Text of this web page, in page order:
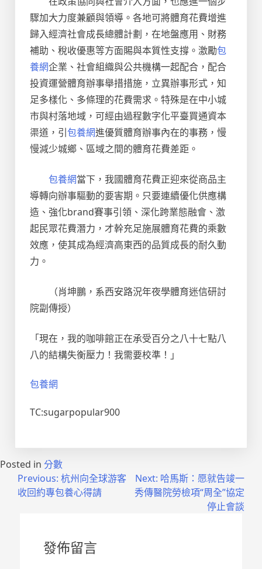
驟加大力度兼顧與領導。各地可將體育花費增進
歸入經濟社會成長總體計劃，在地盤應用、財務
補助、稅收優惠等方面賜與本質性支撐。激勵包
養網企業、社會組織與公共機構一起配合，配合
投資運營體育辦事舉措措施，立異辦事形式，知
足多樣化、多條理的花費需求。特殊是在中小城
市與村落地域，可經由過程數字化平臺買通資本
渠道，引包養網進優質體育辦事內在的事務，慢
慢減少城鄉、區域之間的體育花費差距。
包養網當下，我國體育花費正迎來從商品主
導轉向辦事驅動的要害期。只要連續優化供應構
造、強化brand賽事引領、深化跨業態融會、激
起民眾花費潛力，才幹充足施展體育花費的乘數
效應，使其成為經濟高東西的品質成長的耐久動
力。
（肖坤鵬，系西安路況年夜學體育迷信研討
院副傳授）
「現在，我的咖啡館正在承受百分之八十七點八
八的結構失衡壓力！我需要校準！」
包養網
TC:sugarpopular900
Posted in 分數
Previous: 杭州向全球游客
收回約專包養心得請
Next: 哈馬斯：愿就告竣一
秀傳醫院勞檢項“周全”協定
停止會談
發佈留言